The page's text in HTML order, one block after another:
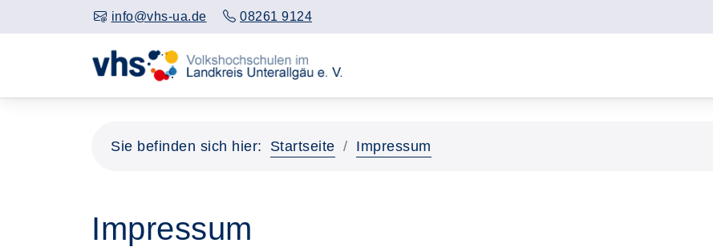
info@vhs-ua.de 08261 9124
Sie befinden sich hier: Startseite Impressum
Impressum